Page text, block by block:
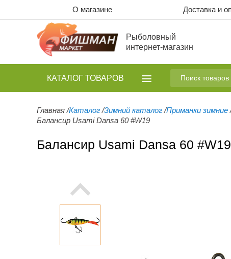
О магазине Доставка и
Рыболовный
интернет-магазин
КАТАЛОГ ТОВАРОВ
Главная /Каталог /Зимний каталог /Приманки зимние
Балансир Usami Dansa 60 #W19
Балансир Usami Dansa 60 #W19